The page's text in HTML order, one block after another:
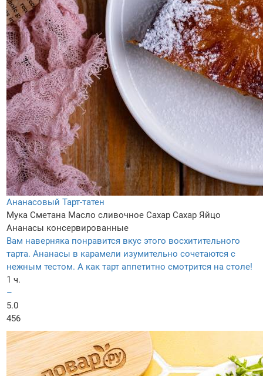
Ананасовый Тарт-татен
Мука Сметана Масло сливочное Сахар Сахар Яйцo
Ананасы консервированные
Вам наверняка понравится вкус этого восхитительного
тарта. Ананасы в карамели изумительно сочетаются с
нежным тестом. А как тарт аппетитно смотрится на столе!
1 ч.
–
5.0
456